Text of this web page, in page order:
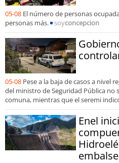
05-08 El número de personas
personas más.
soyconcepcion
05-08 Pese a la baja de casos a nivel
del ministro de Seguridad Pública
comuna, mientras que el seremi
Enel
embalse